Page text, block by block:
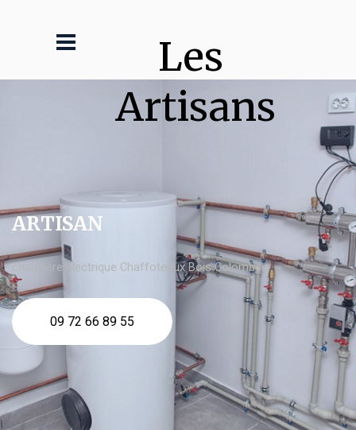
Les
Artisans
ARTISAN
chaudière électrique Chaffoteaux Bois Colombes
09 72 66 89 55